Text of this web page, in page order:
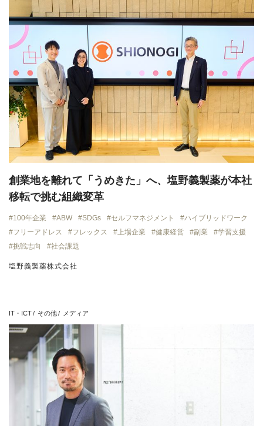
創業地を離れて「うめきた」へ、塩野義製薬が本社
移転で挑む組織変革
100年企業 ABW SDGs セルフマネジメント
ハイブリッドワーク
フリーアドレス
フレックス 上場企業 健康経営 副業
学習支援
挑戦志向
社会課題
塩野義製薬株式会社
IT・ICT その他 メディア